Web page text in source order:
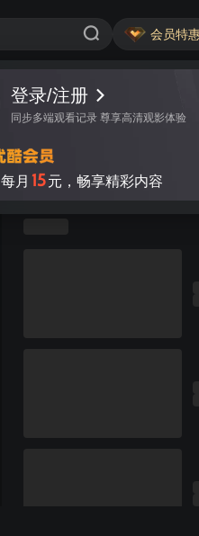
会员特
登录/注册
同步多端观看记录 尊享高清观影体验
月 15元，畅享精彩内容